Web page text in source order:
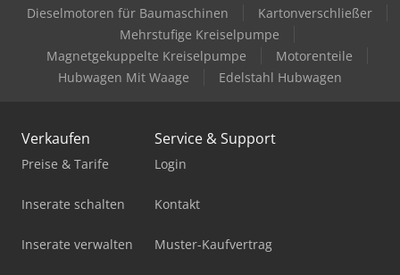
Dieselmotoren für Baumaschinen
Kartonverschließer
Mehrstufige Kreiselpumpe
Magnetgekuppelte Kreiselpumpe
Motorenteile
Hubwagen Mit Waage
Edelstahl Hubwagen
Verkaufen
Preise & Tarife
Inserate schalten
Inserate verwalten
Service & Support
Login
Kontakt
Muster-Kaufvertrag